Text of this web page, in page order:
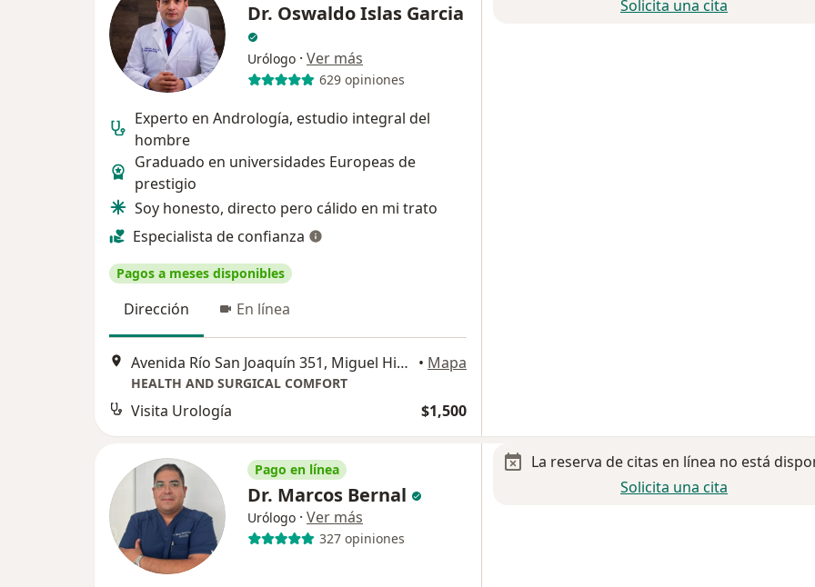
Dr. Oswaldo Islas Garcia
Urólogo · Ver más
629 opiniones
Experto en Andrología, estudio integral del
hombre
Graduado en universidades Europeas de
prestigio
Soy honesto, directo pero cálido en mi trato
Especialista de confianza
Pagos a meses disponibles
Dirección En línea
Avenida Río San Joaquín 351, Miguel Hidalgo • Mapa
HEALTH AND SURGICAL COMFORT
Visita Urología $1,500
Solicita una cita
Pago en línea
Dr. Marcos Bernal
Urólogo · Ver más
327 opiniones
La reserva de citas en línea no está
Solicita una cita